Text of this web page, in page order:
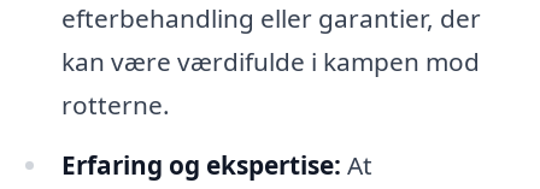
efterbehandling eller garantier, der
kan være værdifulde i kampen mod
rotterne.
Erfaring og ekspertise: At